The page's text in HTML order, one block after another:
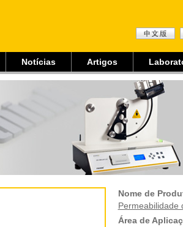
Notícias Artigos
Nome de
Permeabilidade
Área de